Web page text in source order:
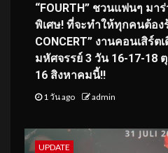
“FOURTH” ชวนแฟนๆ มา
พิเศษ! ที่จะทำให้ทุกคนต้องร้
CONCERT” งานคอนเสิร์
มหัศจรรย์ 3 วัน 16-17-18
16 สิงหาคมนี้!!
1 วัน ago admin
UPDATE